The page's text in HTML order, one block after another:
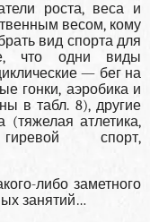
роста, веса и
весом, кому
вид спорта для
что одни виды
— бег на
гонки, аэробика и
в табл. 8), другие
(тяжелая атлетика,
спорт,
либо заметного
занятий…